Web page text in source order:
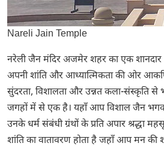
Nareli Jain Temple
नरेली जैन मंदिर अजमेर शहर का एक
अपनी शांति और आध्यात्मिकता की ओर
सुंदरता, विशालता और उन्नत कला-संस्कृति से
जगहों में से एक है। यहाँ आप विशाल जैन
उनके धर्म संबंधी ग्रंथों के प्रति अपार श्रद्धा
शांति का वातावरण होता है जहाँ आप मन की